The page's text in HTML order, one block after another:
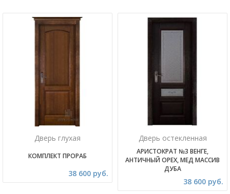
Дверь глухая
КОМПЛЕКТ ПРОРАБ
38 600 руб.
Дверь остекленная
АРИСТОКРАТ №3 ВЕНГЕ,
АНТИЧНЫЙ ОРЕХ, МЕД МАССИВ
ДУБА
38 600 руб.